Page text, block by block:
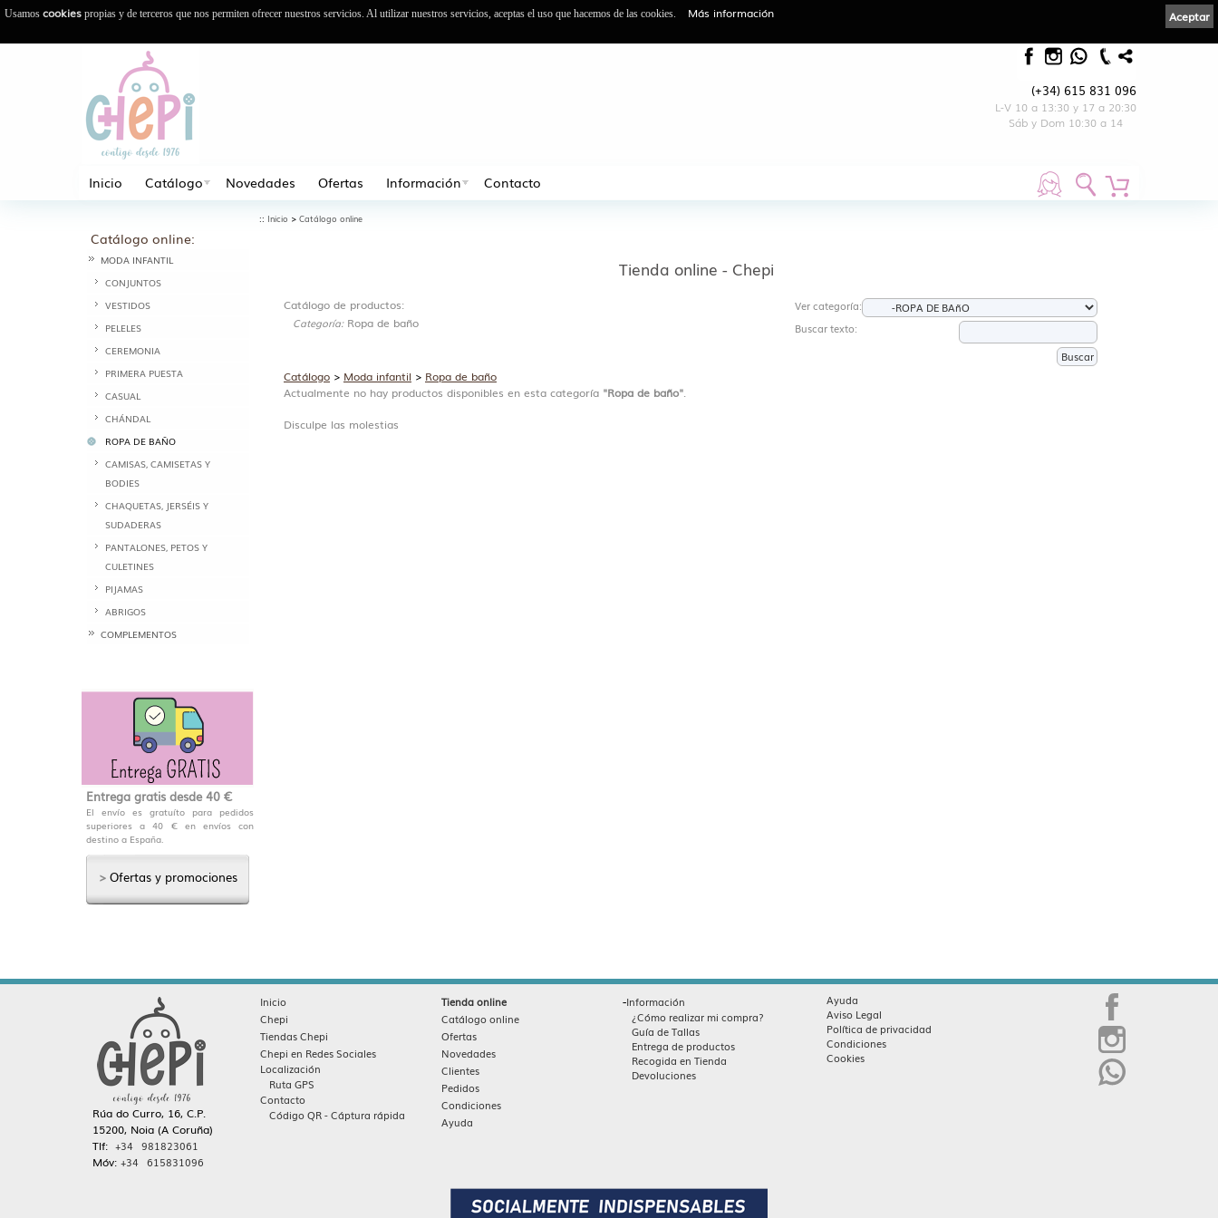
(+34) 615 831 096
L-V 10 a 13:30 y 17 a 20:30
Sáb y Dom 10:30 a 14
Inicio Catálogo Novedades Ofertas Información Contacto
Catálogo online:
MODA INFANTIL
CONJUNTOS
VESTIDOS
PELELES
CEREMONIA
PRIMERA PUESTA
CASUAL
CHÁNDAL
ROPA DE BAÑO
CAMISAS, CAMISETAS Y
BODIES
CHAQUETAS, JERSÉIS Y
SUDADERAS
PANTALONES, PETOS Y
CULETINES
PIJAMAS
ABRIGOS
COMPLEMENTOS
Entrega gratis desde 40 €
El envío es gratuíto para pedidos
superiores a 40 € en envíos con
destino a España.
> Ofertas y promociones
:: Inicio > Catálogo online
Tienda online - Chepi
Catálogo de productos:
Categoría:Ropa de baño
Ver categoría:
Buscar texto:
Catálogo > Moda infantil > Ropa de baño
Actualmente no hay productos disponibles en esta categoría "Ropa de baño".
Disculpe las molestias
Rúa do Curro, 16, C.P.
15200, Noia (A Coruña)
Tlf: +34 981823061
Móv: +34 615831096
Inicio
Chepi
Tiendas Chepi
Chepi en Redes Sociales
Localización
Ruta GPS
Contacto
Código QR - Cáptura rápida
Tienda online
Catálogo online
Ofertas
Novedades
Clientes
Pedidos
Condiciones
Ayuda
-Información
¿Cómo realizar mi compra?
Guía de Tallas
Entrega de productos
Recogida en Tienda
Devoluciones
Ayuda
Aviso Legal
Política de privacidad
Condiciones
Cookies
Aceptar
Usamos cookies propias y de terceros que nos permiten ofrecer nuestros servicios. Al utilizar nuestros servicios, aceptas el uso que hacemos de las cookies. Más información